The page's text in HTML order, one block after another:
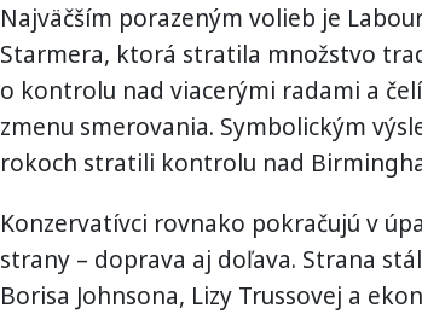
Najväčším porazeným volieb je
Starmera, ktorá stratila množstvo
o kontrolu nad viacerými radami a
zmenu smerovania. Symbolickým
rokoch stratili kontrolu nad
Konzervatívci rovnako pokračujú v
strany – doprava aj doľava. Strana
Borisa Johnsona, Lizy Trussovej a